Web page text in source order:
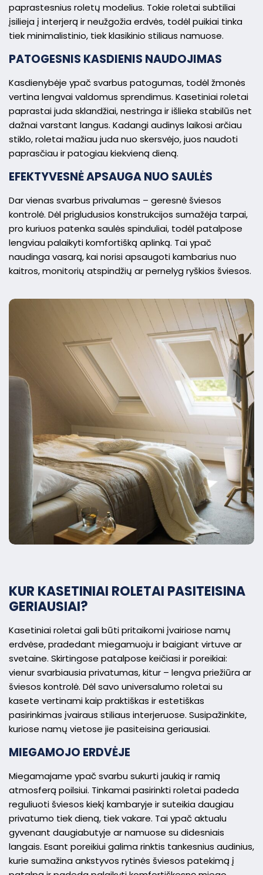
paprastesnius roletų modelius. Tokie roletai subtiliai
įsilieja į interjerą ir neužgožia erdvės, todėl puikiai tinka
tiek minimalistinio, tiek klasikinio stiliaus namuose.
PATOGESNIS KASDIENIS NAUDOJIMAS
Kasdienybėje ypač svarbus patogumas, todėl žmonės
vertina lengvai valdomus sprendimus. Kasetiniai roletai
paprastai juda sklandžiai, nestringa ir išlieka stabilūs net
dažnai varstant langus. Kadangi audinys laikosi arčiau
stiklo, roletai mažiau juda nuo skersvėjo, juos naudoti
paprasčiau ir patogiau kiekvieną dieną.
EFEKTYVESNĖ APSAUGA NUO SAULĖS
Dar vienas svarbus privalumas – geresnė šviesos
kontrolė. Dėl prigludusios konstrukcijos sumažėja tarpai,
pro kuriuos patenka saulės spinduliai, todėl patalpose
lengviau palaikyti komfortišką aplinką. Tai ypač
naudinga vasarą, kai norisi apsaugoti kambarius nuo
kaitros, monitorių atspindžių ar pernelyg ryškios šviesos.
KUR KASETINIAI ROLETAI PASITEISINA
GERIAUSIAI?
Kasetiniai roletai gali būti pritaikomi įvairiose namų
erdvėse, pradedant miegamuoju ir baigiant virtuve ar
svetaine. Skirtingose patalpose keičiasi ir poreikiai:
vienur svarbiausia privatumas, kitur – lengva priežiūra ar
šviesos kontrolė. Dėl savo universalumo roletai su
kasete vertinami kaip praktiškas ir estetiškas
pasirinkimas įvairaus stiliaus interjeruose. Susipažinkite,
kuriose namų vietose jie pasiteisina geriausiai.
MIEGAMOJO ERDVĖJE
Miegamajame ypač svarbu sukurti jaukią ir ramią
atmosferą poilsiui. Tinkamai pasirinkti roletai padeda
reguliuoti šviesos kiekį kambaryje ir suteikia daugiau
privatumo tiek dieną, tiek vakare. Tai ypač aktualu
gyvenant daugiabutyje ar namuose su didesniais
langais. Esant poreikiui galima rinktis tankesnius audinius,
kurie sumažina ankstyvos rytinės šviesos patekimą į